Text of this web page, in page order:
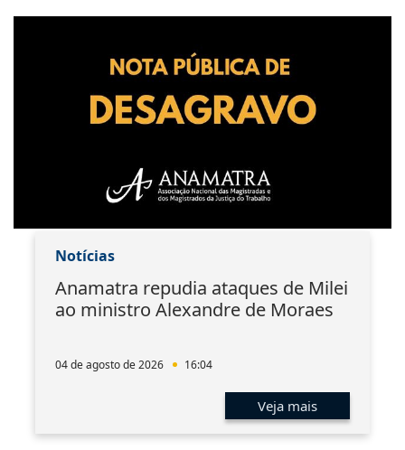
Notícias
Anamatra repudia ataques de Milei
ao ministro Alexandre de Moraes
04 de agosto de 2026 16:04
Veja mais